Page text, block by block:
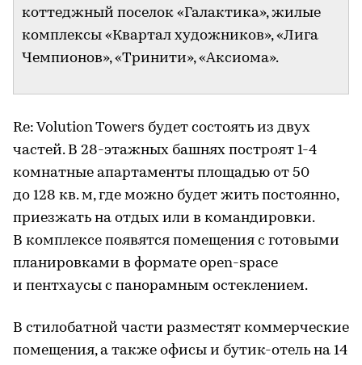
коттеджный поселок «Галактика», жилые
комплексы «Квартал художников», «Лига
Чемпионов», «Тринити», «Аксиома».
Re: Volution Towers будет состоять из двух
частей. В 28-этажных башнях построят 1-4
комнатные апартаменты площадью от 50
до 128 кв. м, где можно будет жить постоянно,
приезжать на отдых или в командировки.
В комплексе появятся помещения с готовыми
планировками в формате open-spacе
и пентхаусы с панорамным остеклением.
В стилобатной части разместят коммерческие
помещения, а также офисы и бутик-отель на 14